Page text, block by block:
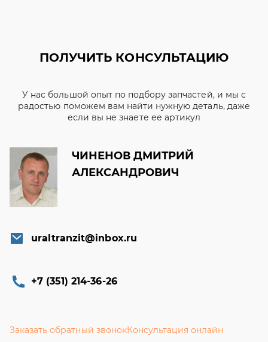
ПОЛУЧИТЬ КОНСУЛЬТАЦИЮ
У нас большой опыт по подбору запчастей, и мы с
радостью поможем вам найти нужную деталь, даже
если вы не знаете ее артикул
ЧИНЕНОВ ДМИТРИЙ
АЛЕКСАНДРОВИЧ
uraltranzit@inbox.ru
+7 (351) 214-36-26
Заказать обратный звонокКонсультация онлайн